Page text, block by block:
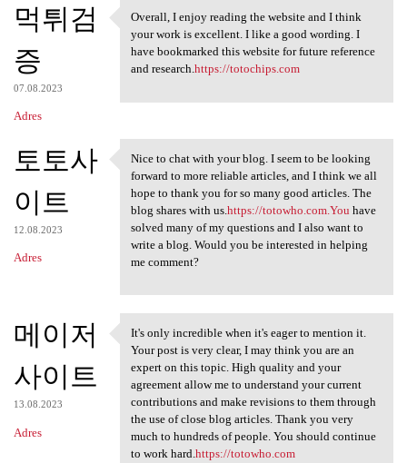
먹튀검
증
07.08.2023
Adres
Overall, I enjoy reading the
Overall, I enjoy reading the website and I think
your work is excellent. I like a good wording. I
have bookmarked this website for future reference
and research.https://totochips.com
토토사
이트
12.08.2023
Adres
Nice to chat with your blog.
Nice to chat with your blog. I seem to be looking
forward to more reliable articles, and I think we all
hope to thank you for so many good articles. The
blog shares with us. https://totowho.com.You have
solved many of my questions and I also want to
write a blog. Would you be interested in helping
me comment?
메이저
사이트
13.08.2023
Adres
It's only incredible when it
It's only incredible when it's eager to mention it.
Your post is very clear, I may think you are an
expert on this topic. High quality and your
agreement allow me to understand your current
contributions and make revisions to them through
the use of close blog articles. Thank you very
much to hundreds of people. You should continue
to work hard.https://totowho.com